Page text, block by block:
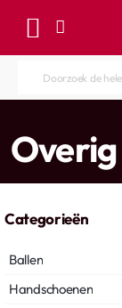
Doorzoek
winkel...
Overig
Categorieën
Ballen
Handschoenen